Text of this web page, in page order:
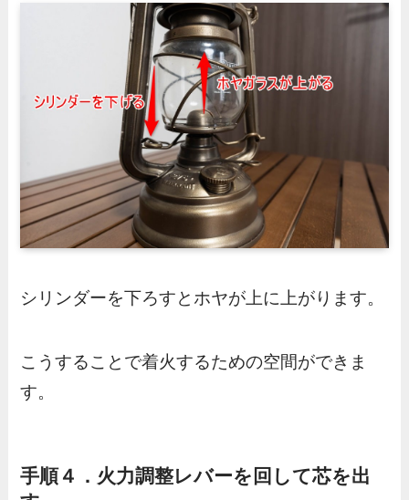
シリンダーを下ろすとホヤが上に上がります。
こうすることで着火するための空間ができま
す。
手順４．火力調整レバーを回して芯を出